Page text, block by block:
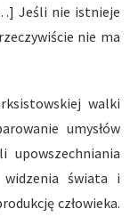
Jeśli nie istnieje
nie ma
walki
umysłów
świata i
człowieka.